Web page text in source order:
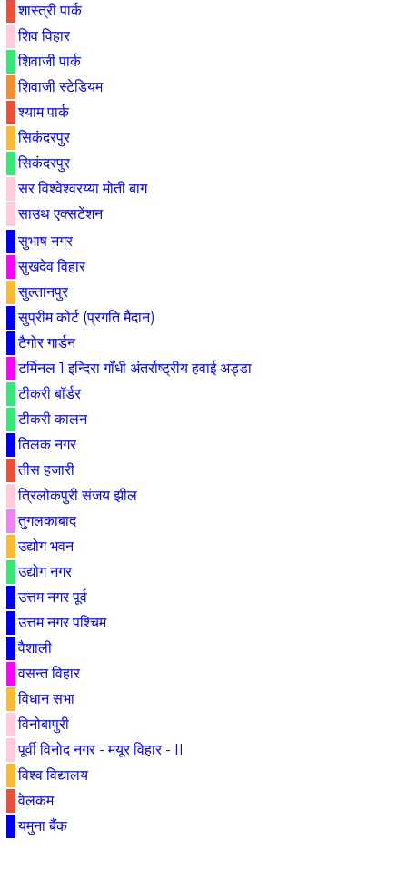
शास्त्री पार्क
शिव विहार
शिवाजी पार्क
शिवाजी स्टेडियम
श्याम पार्क
सिकंदरपुर
सिकंदरपुर
सर विश्वेश्वरय्या मोती बाग
साउथ एक्सटेंशन
सुभाष नगर
सुखदेव विहार
सुल्तानपुर
सुप्रीम कोर्ट (प्रगति मैदान)
टैगोर गार्डन
टर्मिनल 1 इन्दिरा गाँधी अंतर्राष्ट्रीय हवाई अड्डा
टीकरी बॉर्डर
टीकरी कालन
तिलक नगर
तीस हजारी
त्रिलोकपुरी संजय झील
तुगलकाबाद
उद्योग भवन
उद्योग नगर
उत्तम नगर पूर्व
उत्तम नगर पश्चिम
वैशाली
वसन्त विहार
विधान सभा
विनोबापुरी
पूर्वी विनोद नगर - मयूर विहार - II
विश्व विद्यालय
वेलकम
यमुना बैंक